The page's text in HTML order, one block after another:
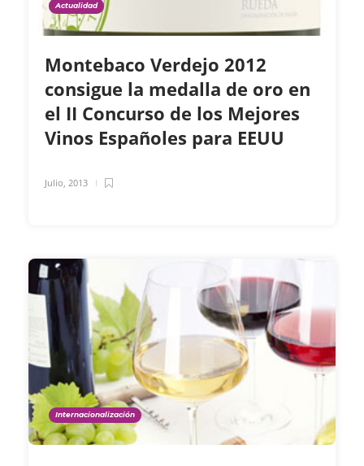
Actualidad
Montebaco Verdejo 2012
consigue la medalla de oro en
el II Concurso de los Mejores
Vinos Españoles para EEUU
Julio, 2013
Internacionalización